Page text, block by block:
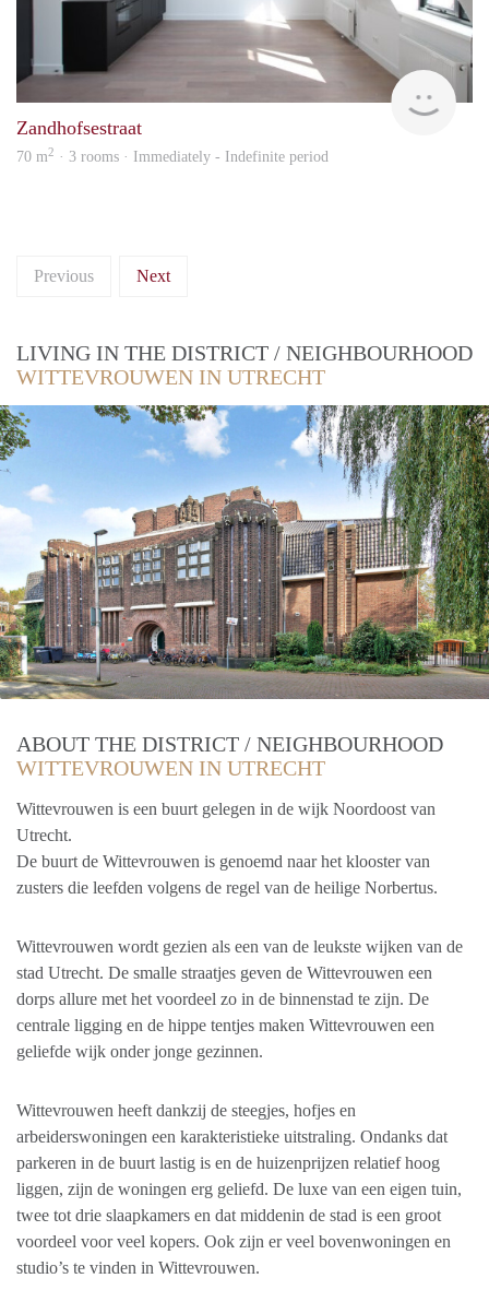
Zandhofsestraat
70 m2 · 3 rooms · Immediately - Indefinite period
Previous Next
LIVING IN THE DISTRICT / NEIGHBOURHOOD
WITTEVROUWEN IN UTRECHT
ABOUT THE DISTRICT / NEIGHBOURHOOD
WITTEVROUWEN IN UTRECHT
Wittevrouwen is een buurt gelegen in de wijk Noordoost van
Utrecht.
De buurt de Wittevrouwen is genoemd naar het klooster van
zusters die leefden volgens de regel van de heilige Norbertus.
Wittevrouwen wordt gezien als een van de leukste wijken van de
stad Utrecht. De smalle straatjes geven de Wittevrouwen een
dorps allure met het voordeel zo in de binnenstad te zijn. De
centrale ligging en de hippe tentjes maken Wittevrouwen een
geliefde wijk onder jonge gezinnen.
Wittevrouwen heeft dankzij de steegjes, hofjes en
arbeiderswoningen een karakteristieke uitstraling. Ondanks dat
parkeren in de buurt lastig is en de huizenprijzen relatief hoog
liggen, zijn de woningen erg geliefd. De luxe van een eigen tuin,
twee tot drie slaapkamers en dat middenin de stad is een groot
voordeel voor veel kopers. Ook zijn er veel bovenwoningen en
studio’s te vinden in Wittevrouwen.